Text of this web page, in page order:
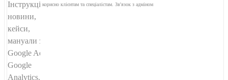
корисно клієнтам та спеціалістам. Зв'язок з адміном